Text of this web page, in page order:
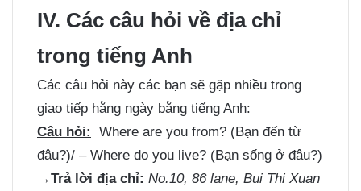
IV. Các câu hỏi về địa chỉ
trong tiếng Anh
Các câu hỏi này các bạn sẽ gặp nhiều trong
giao tiếp hằng ngày bằng tiếng Anh:
Câu hỏi:
Where are you from? (Bạn đến từ
đâu?)/ – Where do you live? (Bạn sống ở đâu?)
→Trả lời địa chỉ: No.10, 86 lane, Bui Thi Xuan